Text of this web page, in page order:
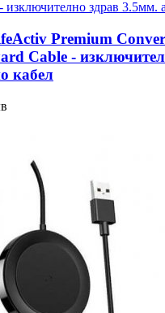
Premium
Cable -
кабел